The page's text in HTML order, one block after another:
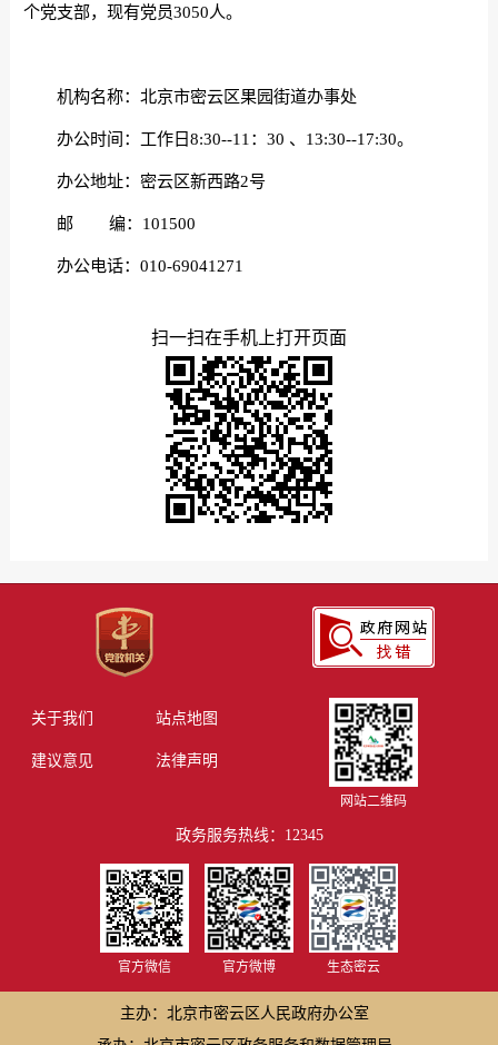
个党支部，现有党员3050人。
机构名称：北京市密云区果园街道办事处
办公时间：工作日8:30--11：30 、13:30--17:30。
办公地址：密云区新西路2号
邮 编：101500
办公电话：010-69041271
扫一扫在手机上打开页面
关于我们 站点地图
建议意见 法律声明
网站二维码
政务服务热线：12345
官方微信 官方微博 生态密云
主办：北京市密云区人民政府办公室